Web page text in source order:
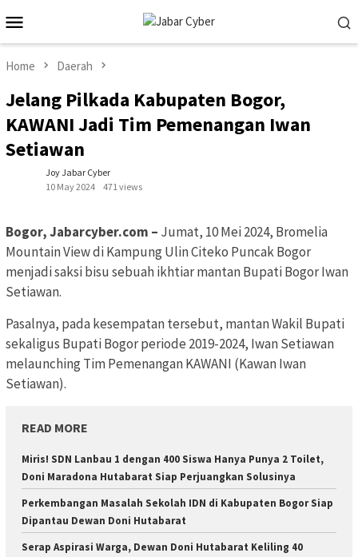
to
contentMenu
Home Daerah
Jelang Pilkada Kabupaten Bogor,
KAWANI Jadi Tim Pemenangan Iwan
Setiawan
Joy Jabar Cyber
10 May 2024
471 views
Bogor, Jabarcyber.com – Jumat, 10 Mei 2024, Bromelia
Mountain View di Kampung Ulin Citeko Puncak Bogor
menjadi saksi bisu sebuah ikhtiar mantan Bupati Bogor Iwan
Setiawan.
Pasalnya, pada kesempatan tersebut, mantan Wakil Bupati
sekaligus Bupati Bogor periode 2019-2024, Iwan Setiawan
melaunching Tim Pemenangan KAWANI (Kawan Iwan
Setiawan).
READ MORE
Miris! SDN Lanbau 1 dengan 400 Siswa Hanya Punya 2 Toilet,
Doni Maradona Hutabarat Siap Perjuangkan Solusinya
Perkembangan Masalah Sekolah IDN di Kabupaten Bogor Siap
Dipantau Dewan Doni Hutabarat
Serap Aspirasi Warga, Dewan Doni Hutabarat Keliling 40